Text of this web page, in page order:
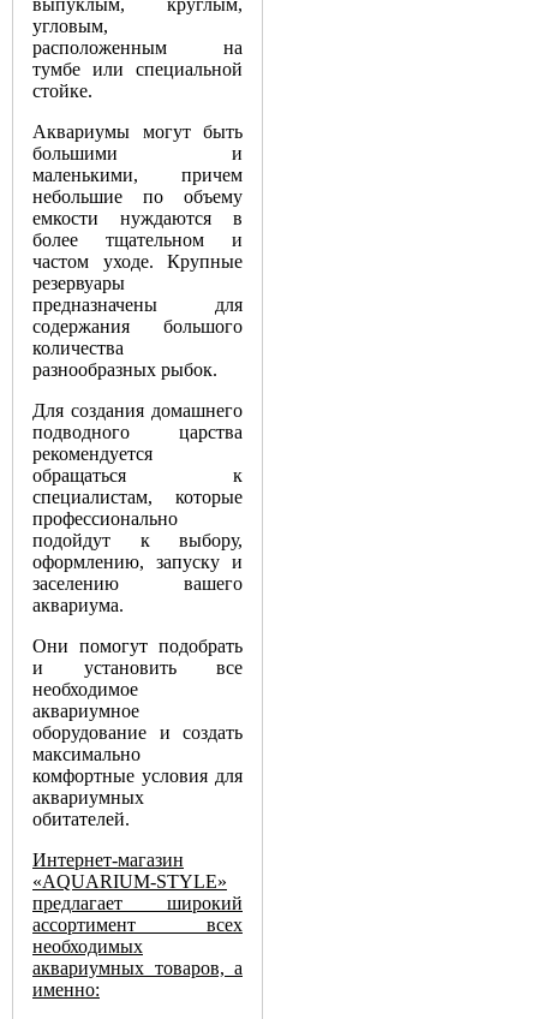
выпуклым, круглым,
угловым,
расположенным на
тумбе или специальной
стойке.
Аквариумы могут быть
большими и
маленькими, причем
небольшие по объему
емкости нуждаются в
более тщательном и
частом уходе. Крупные
резервуары
предназначены для
содержания большого
количества
разнообразных рыбок.
Для создания домашнего
подводного царства
рекомендуется
обращаться к
специалистам, которые
профессионально
подойдут к выбору,
оформлению, запуску и
заселению вашего
аквариума.
Они помогут подобрать
и установить все
необходимое
аквариумное
оборудование и создать
максимально
комфортные условия для
аквариумных
обитателей.
Интернет-магазин
«AQUARIUM-STYLE»
предлагает широкий
ассортимент всех
необходимых
аквариумных товаров, а
именно: